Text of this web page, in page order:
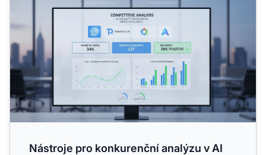
Nástroje pro konkurenční analýzu v AI